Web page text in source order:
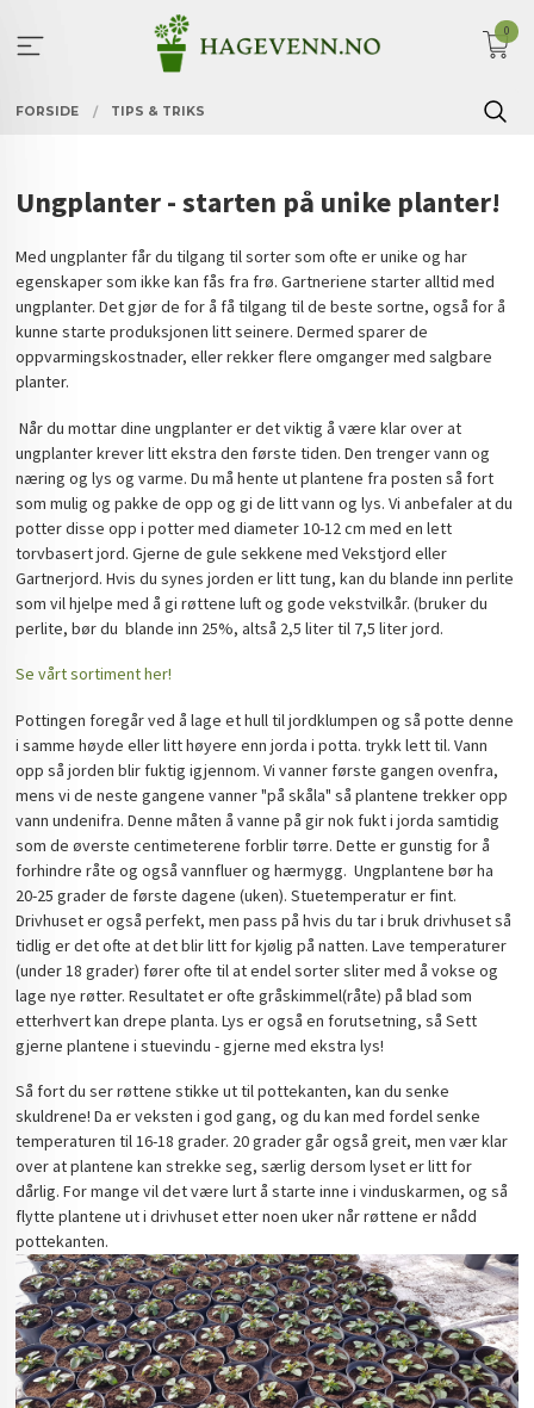
innholdet
0
FORSIDE TIPS & TRIKS
Ungplanter - starten på unike planter!
Med ungplanter får du tilgang til sorter som ofte er unike og har
egenskaper som ikke kan fås fra frø. Gartneriene starter alltid med
ungplanter. Det gjør de for å få tilgang til de beste sortne, også for å
kunne starte produksjonen litt seinere. Dermed sparer de
oppvarmingskostnader, eller rekker flere omganger med salgbare
planter.
Når du mottar dine ungplanter er det viktig å være klar over at
ungplanter krever litt ekstra den første tiden. Den trenger vann og
næring og lys og varme. Du må hente ut plantene fra posten så fort
som mulig og pakke de opp og gi de litt vann og lys. Vi anbefaler at du
potter disse opp i potter med diameter 10-12 cm med en lett
torvbasert jord. Gjerne de gule sekkene med Vekstjord eller
Gartnerjord. Hvis du synes jorden er litt tung, kan du blande inn perlite
som vil hjelpe med å gi røttene luft og gode vekstvilkår. (bruker du
perlite, bør du blande inn 25%, altså 2,5 liter til 7,5 liter jord.
Se vårt sortiment her!
Pottingen foregår ved å lage et hull til jordklumpen og så potte denne
i samme høyde eller litt høyere enn jorda i potta. trykk lett til. Vann
opp så jorden blir fuktig igjennom. Vi vanner første gangen ovenfra,
mens vi de neste gangene vanner "på skåla" så plantene trekker opp
vann undenifra. Denne måten å vanne på gir nok fukt i jorda samtidig
som de øverste centimeterene forblir tørre. Dette er gunstig for å
forhindre råte og også vannfluer og hærmygg. Ungplantene bør ha
20-25 grader de første dagene (uken). Stuetemperatur er fint.
Drivhuset er også perfekt, men pass på hvis du tar i bruk drivhuset så
tidlig er det ofte at det blir litt for kjølig på natten. Lave temperaturer
(under 18 grader) fører ofte til at endel sorter sliter med å vokse og
lage nye røtter. Resultatet er ofte gråskimmel(råte) på blad som
etterhvert kan drepe planta. Lys er også en forutsetning, så Sett
gjerne plantene i stuevindu - gjerne med ekstra lys!
Så fort du ser røttene stikke ut til pottekanten, kan du senke
skuldrene! Da er veksten i god gang, og du kan med fordel senke
temperaturen til 16-18 grader. 20 grader går også greit, men vær klar
over at plantene kan strekke seg, særlig dersom lyset er litt for
dårlig. For mange vil det være lurt å starte inne i vinduskarmen, og så
flytte plantene ut i drivhuset etter noen uker når røttene er nådd
pottekanten.